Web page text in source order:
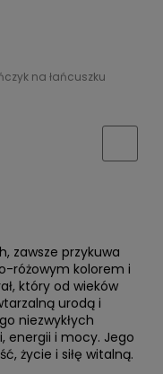
na łańcuszku
zawsze przykuwa
różowym kolorem i
który od wieków
urodą i
niezwykłych
energii i mocy. Jego
życie i siłę witalną.